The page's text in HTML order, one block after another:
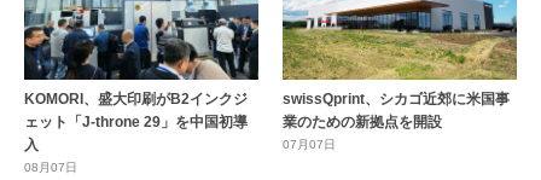
KOMORI、盛大印刷がB2インクジ
ェット「J-throne 29」を中国初導
入
08月07日
swissQprint、シカゴ近郊に⽶国事
業のための新拠点を開設
07月07日